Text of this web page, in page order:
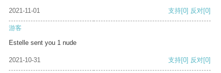
2021-11-01 支持[0] 反对[0]
游客
Estelle sent you 1 nude
2021-10-31 支持[0] 反对[0]